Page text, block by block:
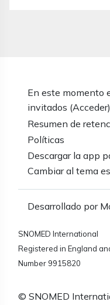
En este momento
invitados (Acceder)
Resumen de
Políticas
Descargar la app
Cambiar al tema
Desarrollado por
SNOMED International
Registered in England
Number 9915820
© SNOMED